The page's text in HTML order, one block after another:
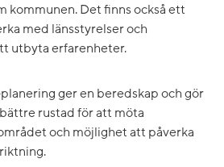
kommunen. Det finns också ett
med länsstyrelser och
utbyta erfarenheter.
ger en beredskap och gör
rustad för att möta
och möjlighet att påverka